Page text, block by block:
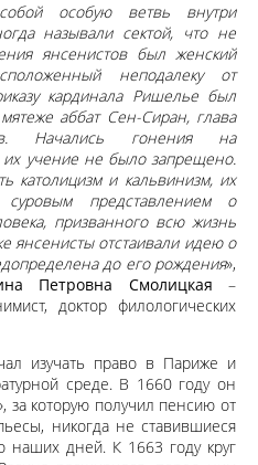
особую ветвь внутри
называли сектой, что не
янсенистов был женский
неподалеку от
кардинала Ришелье был
аббат Сен-Сиран, глава
Начались гонения на
их учение не было запрещено.
католицизм и кальвинизм, их
представлением о
призванного всю жизнь
янсенисты отстаивали идею о
до его рождения»,
Петровна Смолицкая –
доктор филологических
изучать право в Париже и
среде. В 1660 году он
за которую получил пенсию от
никогда не ставившиеся
дней. К 1663 году круг